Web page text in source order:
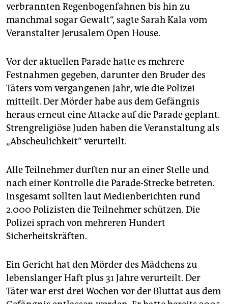
verbrannten Regenbogenfahnen bis hin zu
manchmal sogar Gewalt“, sagte Sarah Kala vom
Veranstalter Jerusalem Open House.
Vor der aktuellen Parade hatte es mehrere
Festnahmen gegeben, darunter den Bruder des
Täters vom vergangenen Jahr, wie die Polizei
mitteilt. Der Mörder habe aus dem Gefängnis
heraus erneut eine Attacke auf die Parade geplant.
Strengreligiöse Juden haben die Veranstaltung als
„Abscheulichkeit“ verurteilt.
Alle Teilnehmer durften nur an einer Stelle und
nach einer Kontrolle die Parade-Strecke betreten.
Insgesamt sollten laut Medienberichten rund
2.000 Polizisten die Teilnehmer schützen. Die
Polizei sprach von mehreren Hundert
Sicherheitskräften.
Ein Gericht hat den Mörder des Mädchens zu
lebenslanger Haft plus 31 Jahre verurteilt. Der
Täter war erst drei Wochen vor der Bluttat aus dem